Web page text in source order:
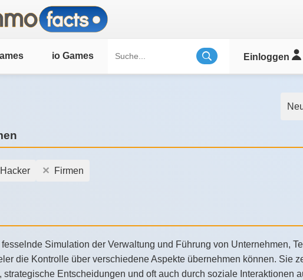
io Games Einloggen
Hacker Firmen
Simulation der Verwaltung und Führung von Unternehmen,
die Kontrolle über verschiedene Aspekte übernehmen können. Sie
Entscheidungen und oft auch durch soziale Interaktionen